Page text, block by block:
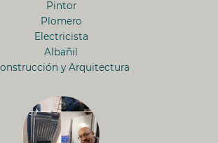
Pintor
Plomero
Electricista
Albañil
y Arquitectura